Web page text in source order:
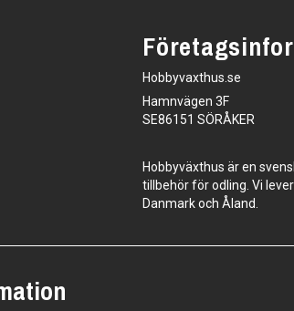
Hobbyvaxthus.se
Hamnvägen 3F
SE86151 SÖRÅKER
Hobbyväxthus är en
tillbehör för odling. Vi
Danmark och Åland.